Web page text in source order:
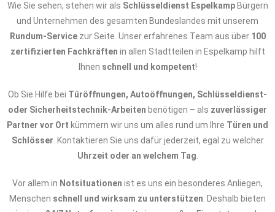
Wie Sie sehen, stehen wir als Schlüsseldienst EspelkampBürgern
und Unternehmen des gesamten Bundeslandes mit unserem
Rundum-Servicezur Seite. Unser erfahrenes Team aus über 100
zertifizierten Fachkräften in allen Stadtteilen in Espelkamp hilft
Ihnen schnell und kompetent!
Ob Sie Hilfe bei Türöffnungen, Autoöffnungen, Schlüsseldienst-
oder Sicherheitstechnik-Arbeiten benötigen – als zuverlässiger
Partner vor Ort kümmern wir uns um alles rund um Ihre Türen und
Schlösser . Kontaktieren Sie uns dafür jederzeit, egal zu welcher
Uhrzeit oder an welchem Tag
Vor allem in Notsituationen ist es uns ein besonderes Anliegen,
Menschen schnell und wirksam zu unterstützen . Deshalb bieten